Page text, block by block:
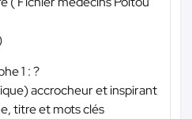
1 : ?
accrocheur et inspirant
titre et mots clés